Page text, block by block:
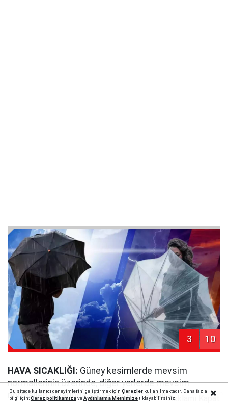
3 10
HAVA SICAKLIĞI: Güney kesimlerde mevsim
normallerinin üzerinde, diğer yerlerde mevsim
normalleri civarında seyredeceği tahmin ediliyor.
Bu sitede kullanıcı deneyimlerini geliştirmek için Çerezlerkullanılmaktadır. Daha fazla
bilgi için;Çerez politikamızaveAydınlatma Metnimizetıklayabilirsiniz.Reklamı Kapat